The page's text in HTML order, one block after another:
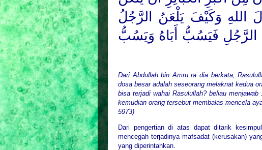
اللهِ وَكَيْفَ يَلْعَنُ الرَّجُلُ
الرَّجُلِ فَيَسُبُّ أَبَاهُ وَيَسُبُّ
Dari Abdullah bin Amru ra dia berkata;
dosa besar adalah seseorang melaknat kedua
bisa terjadi wahai Rasulullah? beliau
kemudian orang tersebut membalas mencela
5973)
Dari pengertian di atas dapat ditarik
mencegah terjadinya mafsadat (kerusakan)
yang diperintahkan.